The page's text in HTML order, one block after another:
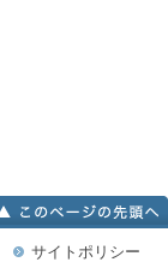
サイトポリシー